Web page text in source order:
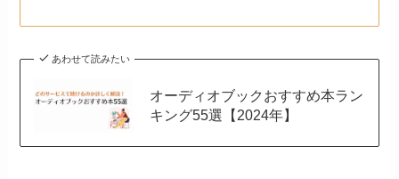
あわせて読みたい
オーディオブックおすすめ本ラン
キング55選【2024年】